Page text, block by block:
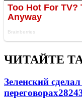
ЧИТАЙТЕ
Зеленский
переговорах